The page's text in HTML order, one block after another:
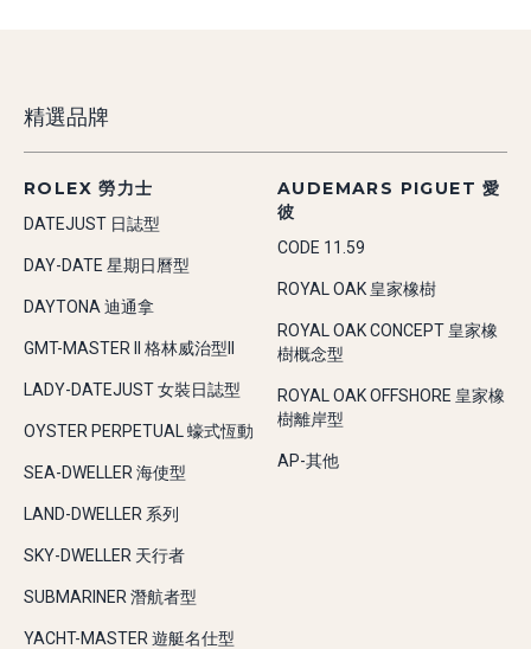
精選品牌
ROLEX 勞力士
DATEJUST 日誌型
DAY-DATE 星期日曆型
DAYTONA 迪通拿
GMT-MASTER II 格林威治型II
LADY-DATEJUST 女裝日誌型
OYSTER PERPETUAL 蠔式恆動
SEA-DWELLER 海使型
LAND-DWELLER 系列
SKY-DWELLER 天行者
SUBMARINER 潛航者型
YACHT-MASTER 遊艇名仕型
AUDEMARS PIGUET 愛
彼
CODE 11.59
ROYAL OAK 皇家橡樹
ROYAL OAK CONCEPT 皇家橡
樹概念型
ROYAL OAK OFFSHORE 皇家橡
樹離岸型
AP-其他